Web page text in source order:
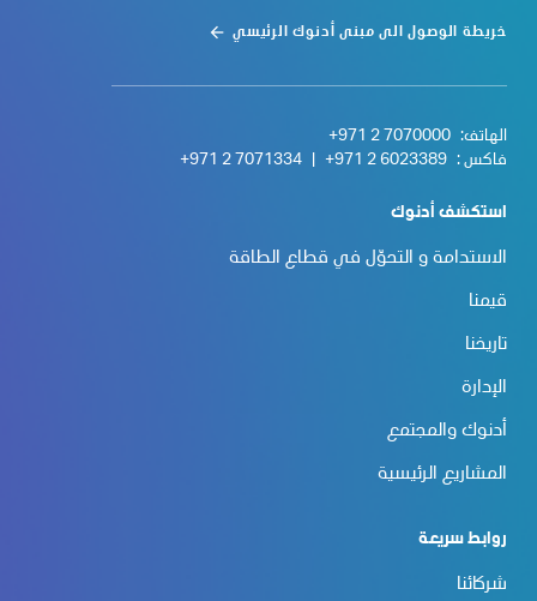
خريطة الوصول الى مبنى أدنوك الرئيسي
الهاتف: +971 2 7070000
فاكس : +971 2 6023389
+971 2 7071334
استكشف أدنوك
الاستدامة و التحوّل في قطاع الطاقة
قيمنا
تاريخنا
الإدارة
أدنوك والمجتمع
المشاريع الرئيسية
روابط سريعة
شركائنا